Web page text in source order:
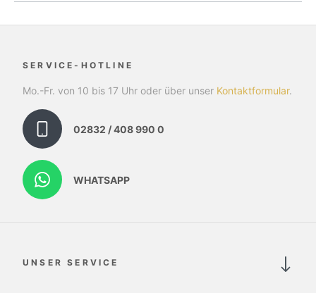
SERVICE-HOTLINE
Mo.-Fr. von 10 bis 17 Uhr oder über unser Kontaktformular.
02832 / 408 990 0
WHATSAPP
UNSER SERVICE